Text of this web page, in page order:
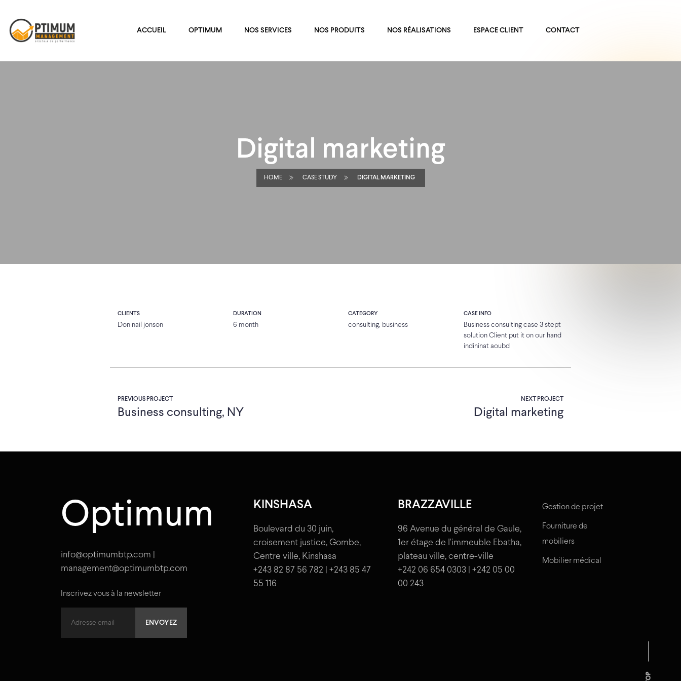
ACCUEIL OPTIMUM NOS SERVICES NOS PRODUITS NOS RÉALISATIONS ESPACE CLIENT CONTACT
Digital marketing
HOME CASE STUDY DIGITAL MARKETING
CLIENTS
Don nail jonson
DURATION
6 month
CATEGORY
consulting, business
CASE INFO
Business consulting case 3 stept
solution Client put it on our hand
indininat aoubd
PREVIOUS PROJECT
Business consulting, NY
NEXT PROJECT
Digital marketing
Optimum
info@optimumbtp.com |
management@optimumbtp.com
Inscrivez vous à la newsletter
KINSHASA
Boulevard du 30 juin,
croisement justice, Gombe,
Centre ville, Kinshasa
+243 82 87 56 782 | +243 85 47
55 116
BRAZZAVILLE
96 Avenue du général de Gaule,
1er étage de l'immeuble Ebatha,
plateau ville, centre-ville
+242 06 654 0303 | +242 05 00
00 243
Gestion de projet
Fourniture de
mobiliers
Mobilier médical